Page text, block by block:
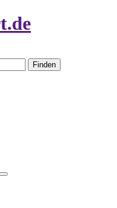
Finden